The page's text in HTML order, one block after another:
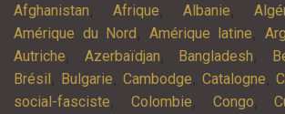
Afghanistan, Afrique, Albanie,
Amérique du Nord, Amérique latine,
Autriche, Azerbaïdjan, Bangladesh,
Brésil, Bulgarie, Cambodge, Catalogne,
social-fasciste, Colombie, Congo,